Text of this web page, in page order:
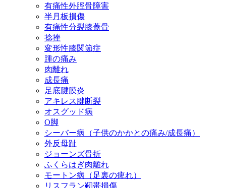
有痛性外脛骨障害
半月板損傷
有痛性分裂膝蓋骨
捻挫
変形性膝関節症
踵の痛み
肉離れ
成長痛
足底腱膜炎
アキレス腱断裂
オスグッド病
O脚
シーバー病（子供のかかとの痛み/成長痛）
外反母趾
ジョーンズ骨折
ふくらはぎ肉離れ
モートン病（足裏の痺れ）
リスフラン靭帯損傷